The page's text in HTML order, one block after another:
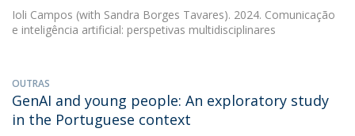
Ioli Campos (with Sandra Borges Tavares). 2024. Comunicação
e inteligência artificial: perspetivas multidisciplinares
OUTRAS
GenAI and young people: An exploratory study
in the Portuguese context